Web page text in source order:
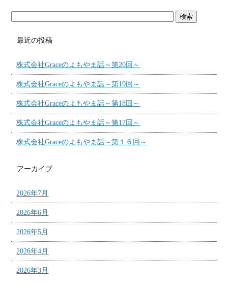
最近の投稿
株式会社Graceのよもやま話～第20回～
株式会社Graceのよもやま話～第19回～
株式会社Graceのよもやま話～第18回～
株式会社Graceのよもやま話～第17回～
株式会社Graceのよもやま話～第１６回～
アーカイブ
2026年7月
2026年6月
2026年5月
2026年4月
2026年3月